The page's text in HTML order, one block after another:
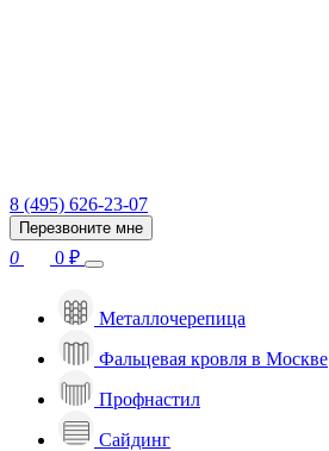
8 (495) 626-23-07
Перезвоните мне
0 0 ₽
Металлочерепица
Фальцевая кровля в Москве
Профнастил
Сайдинг